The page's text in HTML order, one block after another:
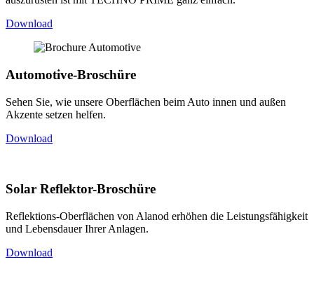
Download
Automotive-Broschüre
Sehen Sie, wie unsere Oberflächen beim Auto innen und außen
Akzente setzen helfen.
Download
Solar Reflektor-Broschüre
Reflektions-Oberflächen von Alanod erhöhen die Leistungsfähigkeit
und Lebensdauer Ihrer Anlagen.
Download